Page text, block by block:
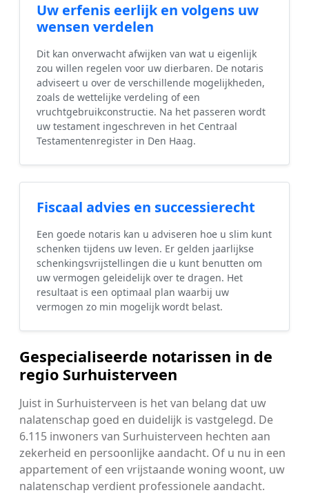
Uw erfenis eerlijk en volgens uw
wensen verdelen
Dit kan onverwacht afwijken van wat u eigenlijk
zou willen regelen voor uw dierbaren. De notaris
adviseert u over de verschillende mogelijkheden,
zoals de wettelijke verdeling of een
vruchtgebruikconstructie. Na het passeren wordt
uw testament ingeschreven in het Centraal
Testamentenregister in Den Haag.
Fiscaal advies en successierecht
Een goede notaris kan u adviseren hoe u slim kunt
schenken tijdens uw leven. Er gelden jaarlijkse
schenkingsvrijstellingen die u kunt benutten om
uw vermogen geleidelijk over te dragen. Het
resultaat is een optimaal plan waarbij uw
vermogen zo min mogelijk wordt belast.
Gespecialiseerde notarissen in de
regio Surhuisterveen
Juist in Surhuisterveen is het van belang dat uw
nalatenschap goed en duidelijk is vastgelegd. De
6.115 inwoners van Surhuisterveen hechten aan
zekerheid en persoonlijke aandacht. Of u nu in een
appartement of een vrijstaande woning woont, uw
nalatenschap verdient professionele aandacht.